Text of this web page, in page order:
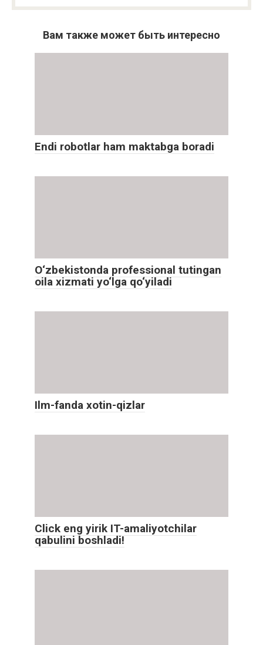
Вам также может быть интересно
Endi robotlar ham maktabga boradi
O‘zbekistonda professional tutingan
oila xizmati yo‘lga qo‘yiladi
Ilm-fanda xotin-qizlar
Click eng yirik IT-amaliyotchilar
qabulini boshladi!